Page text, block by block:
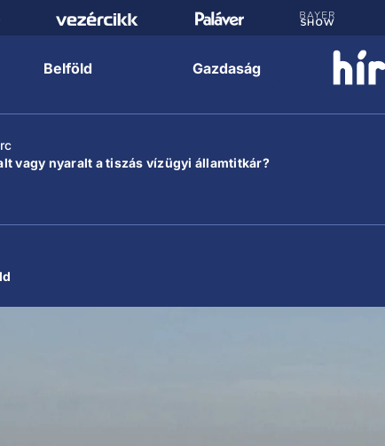
Belföld Gazdaság
vagy nyaralt a tiszás vízügyi államtitkár?